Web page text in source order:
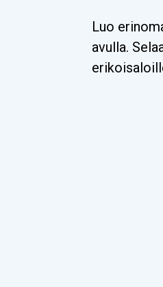
Luo
avulla.